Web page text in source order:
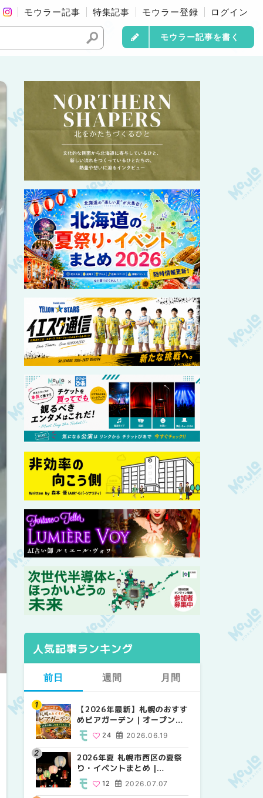
モウラー記事 特集記事 モウラー登録 ログイン
モウラー記事を書く
人気記事ランキング
前日
【2026年最新】札幌のおすす
めビアガーデン｜オープン日
順に徹底紹介！大通公園から
穴場テラスまで | MouLa
HOKKAIDO
2026.06.19
24
2026年夏 札幌市西区の夏祭
り・イベントまとめ |
MouLa HOKKAIDO
2026.07.07
12
週間
【2026年最新】札幌のおすす
めビアガーデン｜オープン日
穴場テラスまで | MouLa
HOKKAIDO
24
2026年夏 札幌市西区の夏祭
り・イベントまとめ |
12
月間
【2026年最新】札幌のおすす
めビアガーデン｜オープン日
穴場テラスまで | MouLa
HOKKAIDO
24
2026年夏 札幌市北区の夏祭
り・イベントまとめ |
9